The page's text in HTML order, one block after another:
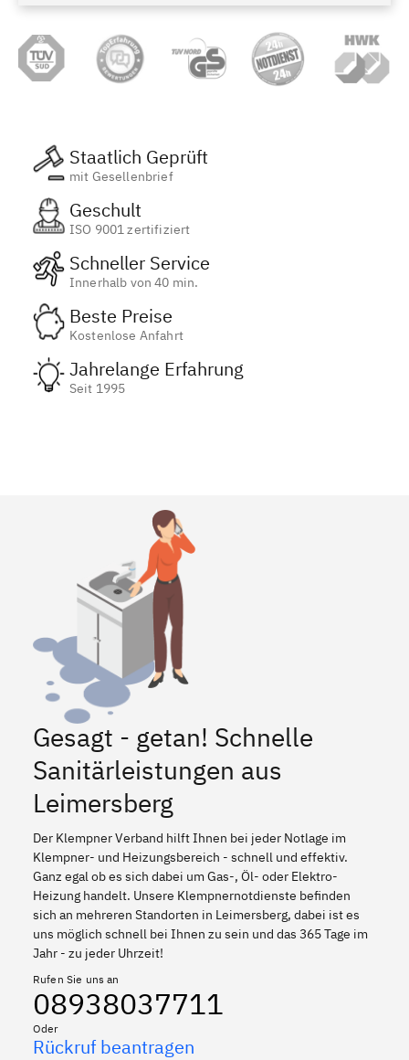
Staatlich Geprüft
mit Gesellenbrief
Geschult
ISO 9001 zertifiziert
Schneller Service
Innerhalb von 40 min.
Beste Preise
Kostenlose Anfahrt
Jahrelange Erfahrung
Seit 1995
Gesagt - getan! Schnelle
Sanitärleistungen aus
Leimersberg
Der Klempner Verband hilft Ihnen bei jeder Notlage im
Klempner- und Heizungsbereich - schnell und effektiv.
Ganz egal ob es sich dabei um Gas-, Öl- oder Elektro-
Heizung handelt. Unsere Klempnernotdienste befinden
sich an mehreren Standorten in Leimersberg, dabei ist es
uns möglich schnell bei Ihnen zu sein und das 365 Tage im
Jahr - zu jeder Uhrzeit!
Rufen Sie uns an
08938037711
Oder
Rückruf beantragen